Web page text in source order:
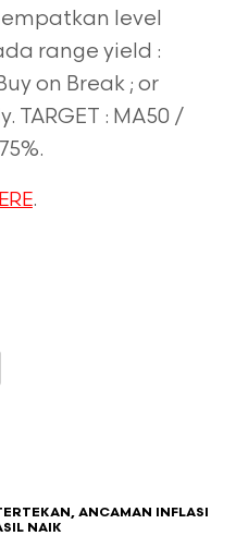
level
range yield :
on Break ; or
TARGET : MA50 /
.
ANCAMAN INFLASI
NAIK